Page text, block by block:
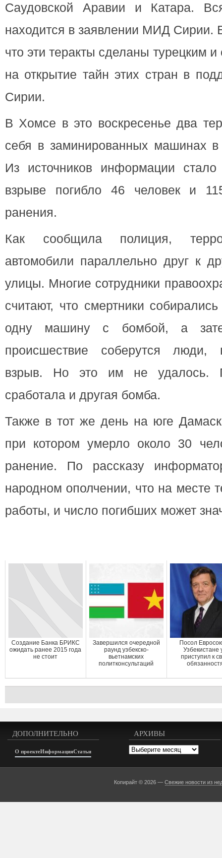
Саудовской Аравии и Катара.
находится в заявлении МИД Сирии.
что эти теракты сделаны турецким и
на открытие тайн этих стран в
Сирии.
В Хомсе в это воскресенье два
себя в заминированных машинах в
Из источников информации
взрыве погибло 46 человек и
ранения.
Как сообщила полиция,
автомобили параллельно друг к
улицы. Многие сотрудники
считают, что смертники
одну машину с бомбой, а
происшествие соберутся люди,
взрыв. Но это им не удалось.
сработала и другая бомба.
Также в тот же день на юге
при котором умерло около 30
ранение. По рассказу
народном ополчении, что на месте
работы, и число погибших может
Создание Банка БРИКС
ожидать ранее 2015 года
не стоит
Завершился очередной
раунд узбекско-
вьетнамских
политконсультаций
Посол
Узбекистане
приступил к
ДОПОЛНИТЕЛЬНО
О проектеИнформацияСтатьи
АРХИВЫ
Архивы
Копирайт © 2026 —Свежие новости из